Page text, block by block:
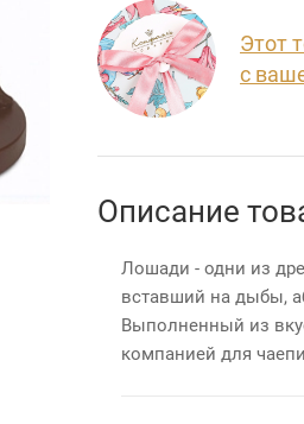
Этот
с
Описание
Лошади - одни из
вставший на дыбы,
Выполненный из
компанией для